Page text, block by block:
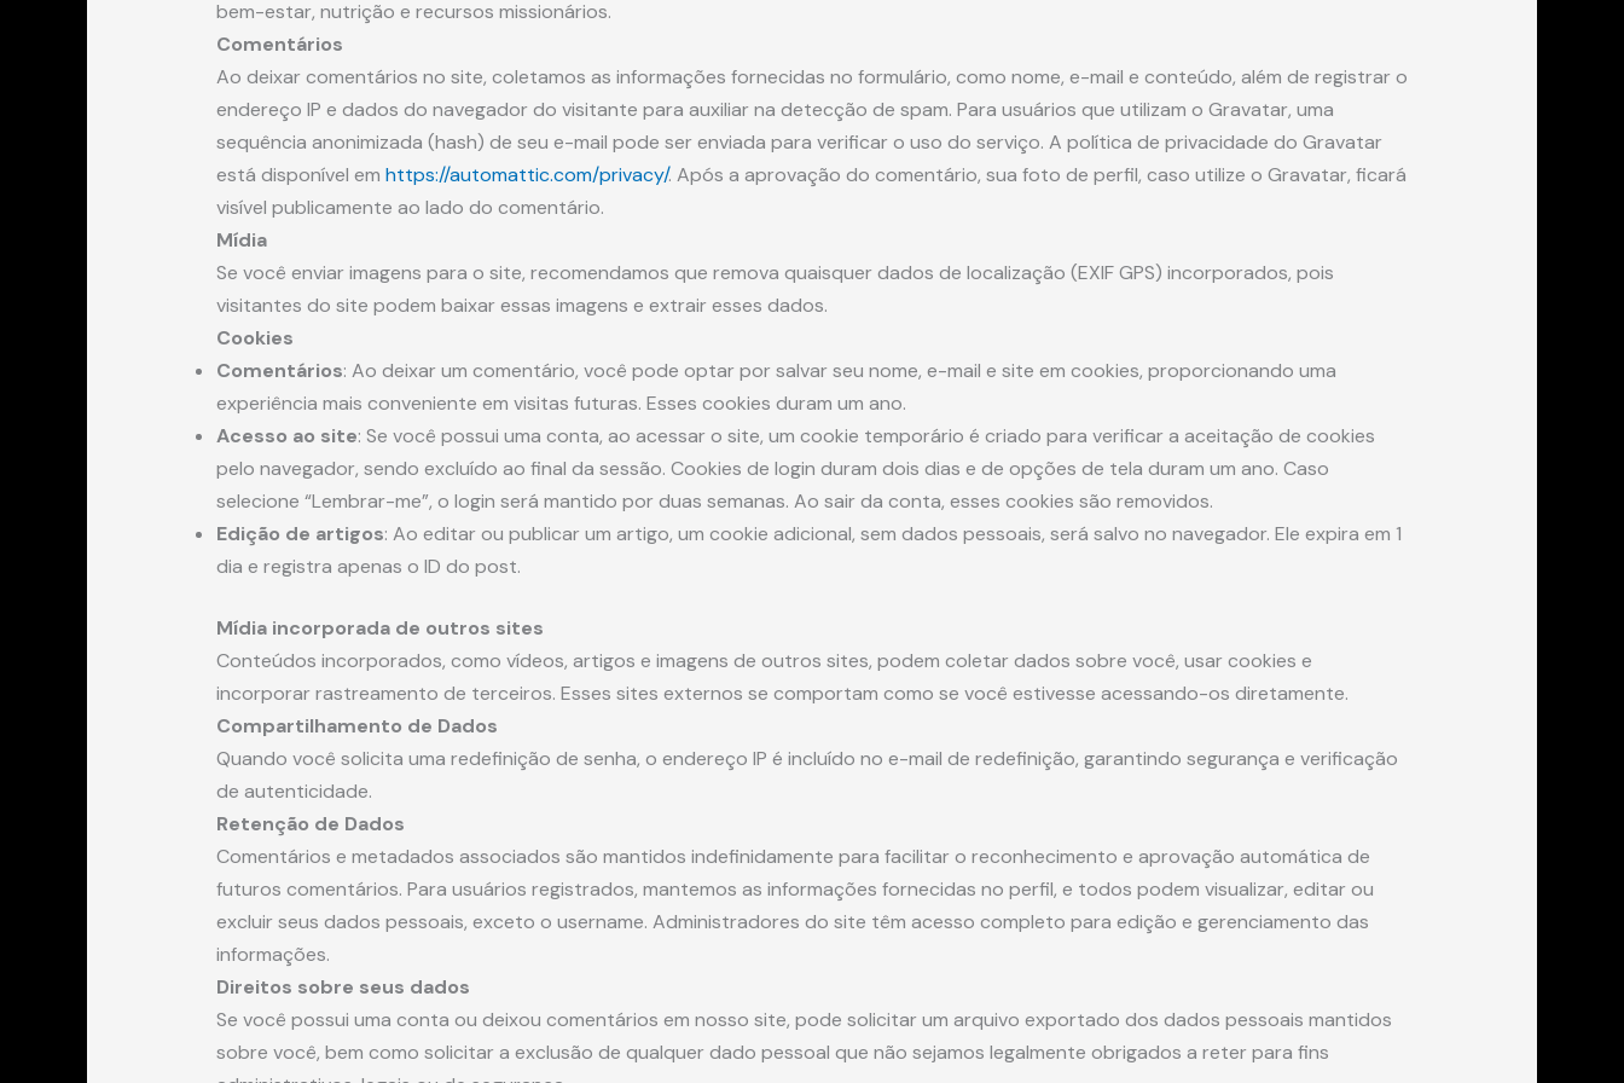
bem-estar, nutrição e recursos missionários.
Comentários
Ao deixar comentários no site, coletamos as informações fornecidas no formulário, como nome, e-mail e conteúdo, além de registrar o
endereço IP e dados do navegador do visitante para auxiliar na detecção de spam. Para usuários que utilizam o Gravatar, uma
sequência anonimizada (hash) de seu e-mail pode ser enviada para verificar o uso do serviço. A política de privacidade do Gravatar
está disponível em https://automattic.com/privacy/. Após a aprovação do comentário, sua foto de perfil, caso utilize o Gravatar, ficará
visível publicamente ao lado do comentário.
Mídia
Se você enviar imagens para o site, recomendamos que remova quaisquer dados de localização (EXIF GPS) incorporados, pois
visitantes do site podem baixar essas imagens e extrair esses dados.
Cookies
Comentários: Ao deixar um comentário, você pode optar por salvar seu nome, e-mail e site em cookies, proporcionando uma
experiência mais conveniente em visitas futuras. Esses cookies duram um ano.
Acesso ao site: Se você possui uma conta, ao acessar o site, um cookie temporário é criado para verificar a aceitação de cookies
pelo navegador, sendo excluído ao final da sessão. Cookies de login duram dois dias e de opções de tela duram um ano. Caso
selecione “Lembrar-me”, o login será mantido por duas semanas. Ao sair da conta, esses cookies são removidos.
Edição de artigos: Ao editar ou publicar um artigo, um cookie adicional, sem dados pessoais, será salvo no navegador. Ele expira em 1
dia e registra apenas o ID do post.
Mídia incorporada de outros sites
Conteúdos incorporados, como vídeos, artigos e imagens de outros sites, podem coletar dados sobre você, usar cookies e
incorporar rastreamento de terceiros. Esses sites externos se comportam como se você estivesse acessando-os diretamente.
Compartilhamento de Dados
Quando você solicita uma redefinição de senha, o endereço IP é incluído no e-mail de redefinição, garantindo segurança e verificação
de autenticidade.
Retenção de Dados
Comentários e metadados associados são mantidos indefinidamente para facilitar o reconhecimento e aprovação automática de
futuros comentários. Para usuários registrados, mantemos as informações fornecidas no perfil, e todos podem visualizar, editar ou
excluir seus dados pessoais, exceto o username. Administradores do site têm acesso completo para edição e gerenciamento das
informações.
Direitos sobre seus dados
Se você possui uma conta ou deixou comentários em nosso site, pode solicitar um arquivo exportado dos dados pessoais mantidos
sobre você, bem como solicitar a exclusão de qualquer dado pessoal que não sejamos legalmente obrigados a reter para fins